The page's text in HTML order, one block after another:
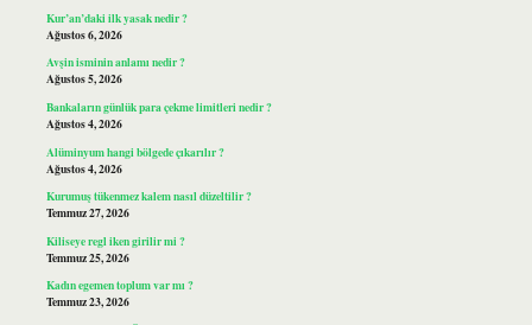
Kur’an’daki ilk yasak nedir ?
Ağustos 6, 2026
Avşin isminin anlamı nedir ?
Ağustos 5, 2026
Bankaların günlük para çekme limitleri nedir ?
Ağustos 4, 2026
Alüminyum hangi bölgede çıkarılır ?
Ağustos 4, 2026
Kurumuş tükenmez kalem nasıl düzeltilir ?
Temmuz 27, 2026
Kiliseye regl iken girilir mi ?
Temmuz 25, 2026
Kadın egemen toplum var mı ?
Temmuz 23, 2026